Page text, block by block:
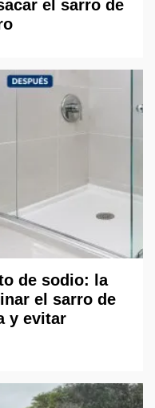
el sarro de
de sodio: la
el sarro de
y evitar